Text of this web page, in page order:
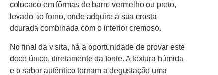
colocado em fôrmas de barro vermelho ou preto,
levado ao forno, onde adquire a sua crosta
dourada combinada com o interior cremoso.
No final da visita, há a oportunidade de provar este
doce único, diretamente da fonte. A textura húmida
e o sabor autêntico tornam a degustação uma